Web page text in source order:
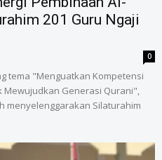
201 Guru Ngaji
0
tema "Menguatkan Kompetensi
Mewujudkan Generasi Qurani",
menyelenggarakan Silaturahim